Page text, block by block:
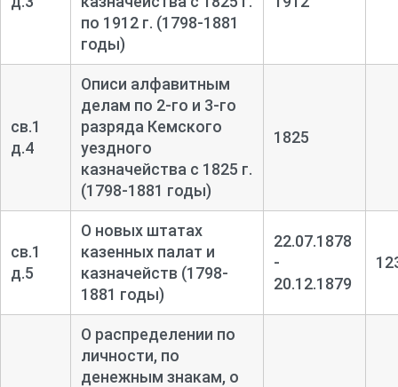
по 1912 г. (1798-1881
годы)
св.1
д.4
Описи алфавитным
делам по 2-го и 3-го
разряда Кемского
уездного
казначейства с 1825 г.
(1798-1881 годы)
1825
св.1
д.5
О новых штатах
казенных палат и
казначейств (1798-
1881 годы)
22.07.1878
-
20.12.1879
О распределении по
личности, по
денежным знакам, о